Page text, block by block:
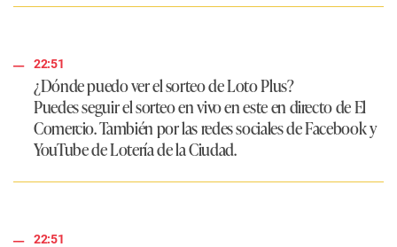
22:51
¿Dónde puedo ver el sorteo de Loto Plus?
Puedes seguir el sorteo en vivo en este en directo de El
Comercio. También por las redes sociales de Facebook y
YouTube de Lotería de la Ciudad.
22:51